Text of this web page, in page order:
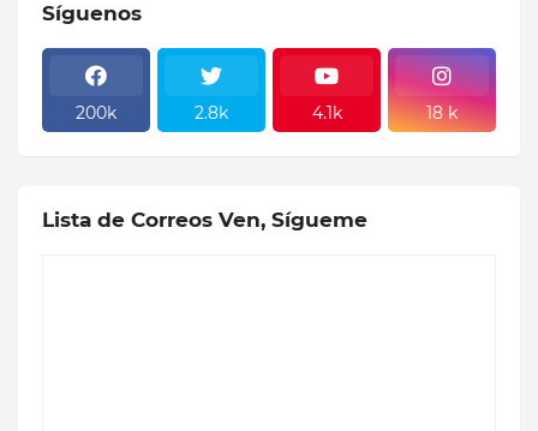
Síguenos
200k 2.8k 4.1k 18 k
Lista de Correos Ven, Sígueme